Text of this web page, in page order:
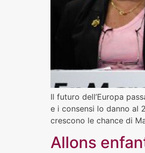
Il futuro dell’Europa
e i consensi lo danno al
crescono le chance di
Allons